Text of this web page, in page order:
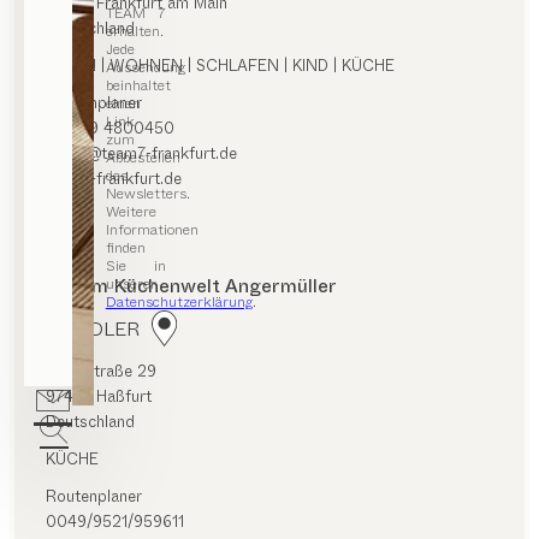
TEAM 7
erhalten.
Jede
Aussendung
beinhaltet
einen
Link
zum
Abbestellen
des
Newsletters.
Weitere
Informationen
finden
Sie in
unserer
Datenschutzerklärung.
Deutschland
ESSEN | WOHNEN | SCHLAFEN | KIND | KÜCHE
Routenplaner
+49 69 4800450
office@team7-frankfurt.de
team7-frankfurt.de
Atrium Küchenwelt Angermüller
HÄNDLER
Zeilerstraße 29
97437 Haßfurt
Deutschland
KÜCHE
Routenplaner
0049/9521/959611